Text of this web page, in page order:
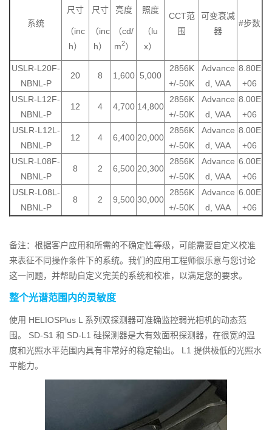
系统
尺寸
（inc
h）
尺寸
（inc
h）
亮度
（cd/
m2）
照度
（lu
x）
CCT范
围
可变衰减
器
#步数
USLR-L20F-
NBNL-P
20 8 1,600 5,000
2856K
+/-50K
Advance
d, VAA
8.80E
+06
USLR-L12F-
NBNL-P
12 4 4,700 14,800
2856K
+/-50K
Advance
d, VAA
8.00E
+06
USLR-L12L-
NBNL-P
12 4 6,400 20,000
2856K
+/-50K
Advance
d, VAA
8.00E
+06
USLR-L08F-
NBNL-P
8 2 6,500 20,300
2856K
+/-50K
Advance
d, VAA
6.00E
+06
USLR-L08L-
NBNL-P
8 2 9,500 30,000
2856K
+/-50K
Advance
d, VAA
6.00E
+06
备注：根据客户应用和所需的不确定性等级，可能需要自定义校准
来表征不同操作条件下的系统。我们的应用工程师很乐意与您讨论
这一问题，并帮助自定义完美的系统和校准，以满足您的要求。
整个光谱范围内的灵敏度
使用 HELIOSPlus L 系列双探测器可准确监控弱光相机的动态范
围。 SD-S1 和 SD-L1 硅探测器是大有效面积探测器，在很宽的温
度和光照水平范围内具有非常好的稳定输出。 L1 提供极低的光照水
平能力。